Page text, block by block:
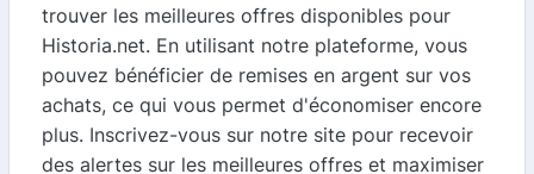
trouver les meilleures offres disponibles pour
Historia.net. En utilisant notre plateforme, vous
pouvez bénéficier de remises en argent sur vos
achats, ce qui vous permet d'économiser encore
plus. Inscrivez-vous sur notre site pour recevoir
des alertes sur les meilleures offres et maximiser